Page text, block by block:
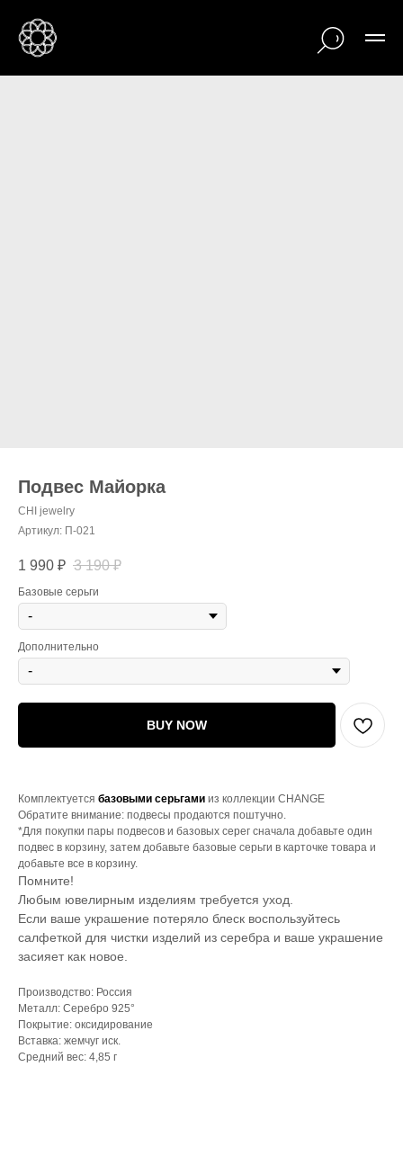
Подвес Майорка
CHI jewelry
Артикул: П-021
1 990 ₽ 3 190 ₽
Базовые серьги
Дополнительно
BUY NOW
Комплектуется базовыми серьгами из коллекции CHANGE
Обратите внимание: подвесы продаются поштучно.
*Для покупки пары подвесов и базовых серег сначала добавьте один
подвес в корзину, затем добавьте базовые серьги в карточке товара и
добавьте все в корзину.
Помните!
Любым ювелирным изделиям требуется уход.
Если ваше украшение потеряло блеск воспользуйтесь
салфеткой для чистки изделий из серебра и ваше украшение
засияет как новое.
Производство: Россия
Металл: Серебро 925°
Покрытие: оксидирование
Вставка: жемчуг иск.
Средний вес: 4,85 г